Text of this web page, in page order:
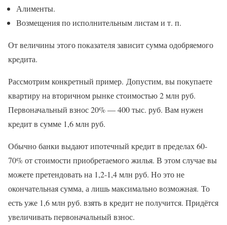
Алименты.
Возмещения по исполнительным листам и т. п.
От величины этого показателя зависит сумма одобряемого
кредита.
Рассмотрим конкретный пример. Допустим, вы покупаете
квартиру на вторичном рынке стоимостью 2 млн руб.
Первоначальный взнос 20% — 400 тыс. руб. Вам нужен
кредит в сумме 1,6 млн руб.
Обычно банки выдают ипотечный кредит в пределах 60-
70% от стоимости приобретаемого жилья. В этом случае вы
можете претендовать на 1,2-1,4 млн руб. Но это не
окончательная сумма, а лишь максимально возможная. То
есть уже 1,6 млн руб. взять в кредит не получится. Придётся
увеличивать первоначальный взнос.